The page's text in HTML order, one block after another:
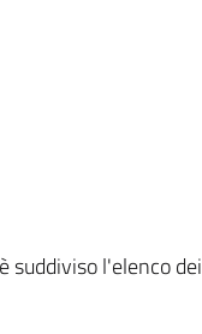
suddiviso l'elenco dei